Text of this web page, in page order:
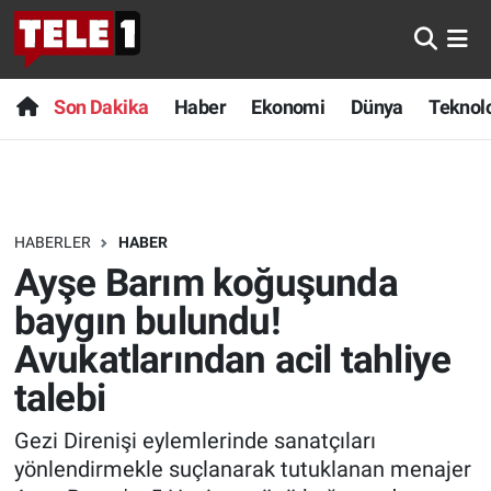
Son Dakika Haber Ekonomi Dünya
HABERLER HABER
Ayşe Barım koğuşunda
baygın bulundu!
Avukatlarından acil tahliye
talebi
Gezi Direnişi eylemlerinde sanatçıları
yönlendirmekle suçlanarak tutuklanan menajer
Anında Manşet
Başka Sohbetler
Bilim turu
Bilim ve Teknoloji Evreni
Doğa Konuşuyor
Dünya
Ege Saati
Son Dakika
Haber
Dünya
Teknoloji
Sağlık
Spor
Yayın Akışı
Nöbetçi Eczaneler
Hava Durumu
Trafik Durumu
Süper Lig Puan Durumu ve Fikstür
Tüm Manşetler
Son Dakika Haberleri
Haber Arşivi